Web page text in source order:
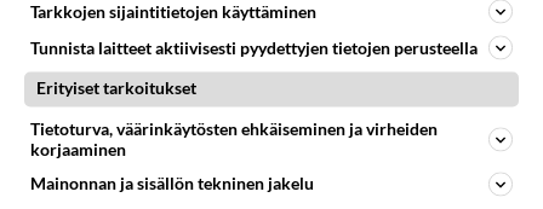
Tarkkojen sijaintitietojen käyttäminen
Tunnista laitteet aktiivisesti pyydettyjen tietojen perusteella
Erityiset tarkoitukset
Tietoturva, väärinkäytösten ehkäiseminen ja virheiden
korjaaminen
Mainonnan ja sisällön tekninen jakelu